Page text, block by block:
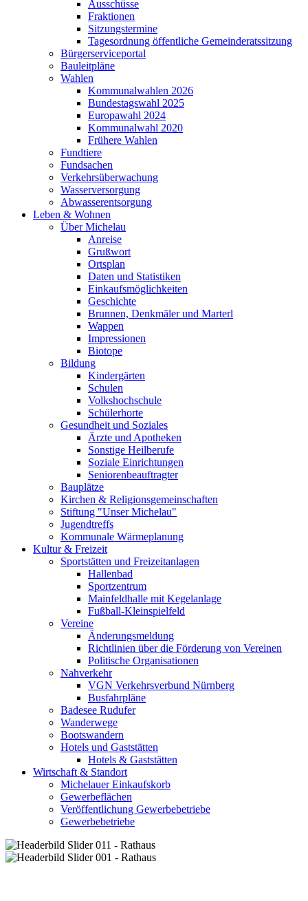
Ausschüsse
Fraktionen
Sitzungstermine
Tagesordnung öffentliche Gemeinderatssitzung
Bürgerserviceportal
Bauleitpläne
Wahlen
Kommunalwahlen 2026
Bundestagswahl 2025
Europawahl 2024
Kommunalwahl 2020
Frühere Wahlen
Fundtiere
Fundsachen
Verkehrsüberwachung
Wasserversorgung
Abwasserentsorgung
Leben & Wohnen
Über Michelau
Anreise
Grußwort
Ortsplan
Daten und Statistiken
Einkaufsmöglichkeiten
Geschichte
Brunnen, Denkmäler und Marterl
Wappen
Impressionen
Biotope
Bildung
Kindergärten
Schulen
Volkshochschule
Schülerhorte
Gesundheit und Soziales
Ärzte und Apotheken
Sonstige Heilberufe
Soziale Einrichtungen
Seniorenbeauftragter
Bauplätze
Kirchen & Religionsgemeinschaften
Stiftung "Unser Michelau"
Jugendtreffs
Kommunale Wärmeplanung
Kultur & Freizeit
Sportstätten und Freizeitanlagen
Hallenbad
Sportzentrum
Mainfeldhalle mit Kegelanlage
Fußball-Kleinspielfeld
Vereine
Änderungsmeldung
Richtlinien über die Förderung von Vereinen
Politische Organisationen
Nahverkehr
VGN Verkehrsverbund Nürnberg
Busfahrpläne
Badesee Rudufer
Wanderwege
Bootswandern
Hotels und Gaststätten
Hotels & Gaststätten
Wirtschaft & Standort
Michelauer Einkaufskorb
Gewerbeflächen
Veröffentlichung Gewerbebetriebe
Gewerbebetriebe